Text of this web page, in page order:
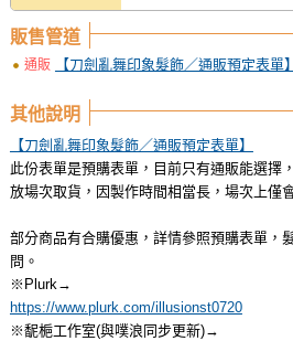
販售管道
通販 【刀劍亂舞印象髮飾／通販預定表單】
其他說明
【刀劍亂舞印象髮飾／通販預定表單】
此份表單是預購表單，目前只有通販能選擇
放場次取貨，因製作時間相當長，場次上僅
部分商品有合購優惠，詳情參照預購表單，
問。
※Plurk→
https://www.plurk.com/illusionst0720
※馜梔工作室(與噗浪同步更新)→